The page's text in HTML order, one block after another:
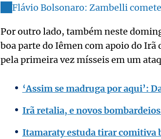
Flávio Bolsonaro: Zambelli
Por outro lado, também neste
boa parte do Iêmen com apoio do Irã
pela primeira vez mísseis em um
‘Assim se madruga por aqui’:
Irã retalia, e novos
Itamaraty estuda tirar comitiva